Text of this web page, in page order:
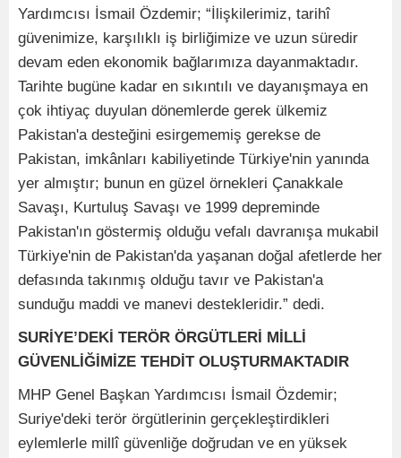
Yardımcısı İsmail Özdemir; “İlişkilerimiz, tarihî
güvenimize, karşılıklı iş birliğimize ve uzun süredir
devam eden ekonomik bağlarımıza dayanmaktadır.
Tarihte bugüne kadar en sıkıntılı ve dayanışmaya en
çok ihtiyaç duyulan dönemlerde gerek ülkemiz
Pakistan'a desteğini esirgememiş gerekse de
Pakistan, imkânları kabiliyetinde Türkiye'nin yanında
yer almıştır; bunun en güzel örnekleri Çanakkale
Savaşı, Kurtuluş Savaşı ve 1999 depreminde
Pakistan'ın göstermiş olduğu vefalı davranışa mukabil
Türkiye'nin de Pakistan'da yaşanan doğal afetlerde her
defasında takınmış olduğu tavır ve Pakistan'a
sunduğu maddi ve manevi destekleridir.” dedi.
SURİYE’DEKİ TERÖR ÖRGÜTLERİ MİLLİ
GÜVENLİĞİMİZE TEHDİT OLUŞTURMAKTADIR
MHP Genel Başkan Yardımcısı İsmail Özdemir;
Suriye'deki terör örgütlerinin gerçekleştirdikleri
eylemlerle millî güvenliğe doğrudan ve en yüksek